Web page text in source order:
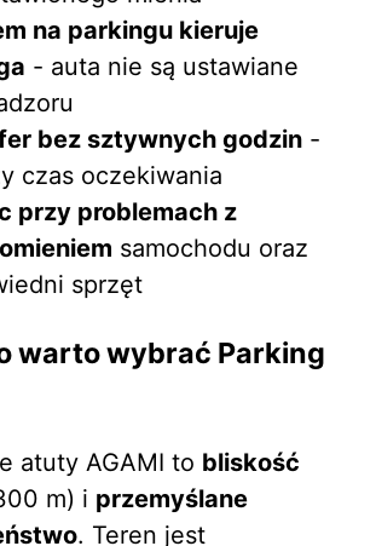
na parkingu kieruje
- auta nie są ustawiane
bez sztywnych godzin -
czas oczekiwania
przy problemach z
samochodu oraz
sprzęt
warto wybrać Parking
atuty AGAMI to bliskość
m) i przemyślane
. Teren jest